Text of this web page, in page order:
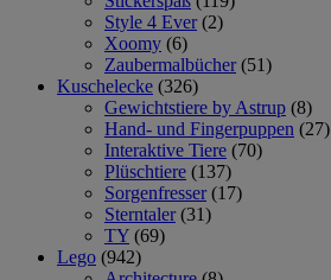
Style 4 Ever (2)
Xoomy (6)
Zaubermalbücher (51)
Kuschelecke (326)
Gewichtstiere by Astrup (8)
Hand- und Fingerpuppen (27)
Interaktive Tiere (70)
Plüschtiere (137)
Sorgenfresser (17)
Sterntaler (31)
TY (69)
Lego (942)